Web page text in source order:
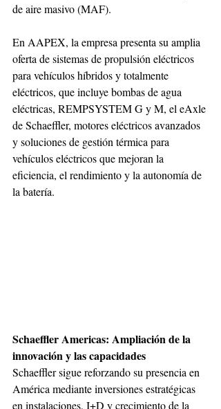
de aire masivo (MAF).
En AAPEX, la empresa presenta su amplia
oferta de sistemas de propulsión eléctricos
para vehículos híbridos y totalmente
eléctricos, que incluye bombas de agua
eléctricas, REMPSYSTEM G y M, el eAxle
de Schaeffler, motores eléctricos avanzados
y soluciones de gestión térmica para
vehículos eléctricos que mejoran la
eficiencia, el rendimiento y la autonomía de
la batería.
Schaeffler Americas: Ampliación de la
innovación y las capacidades
Schaeffler sigue reforzando su presencia en
América mediante inversiones estratégicas
en instalaciones, I+D y crecimiento de la